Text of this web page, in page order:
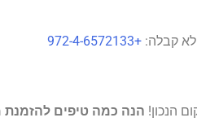
+972-4-6572133
הנה כמה טיפים להזמנת